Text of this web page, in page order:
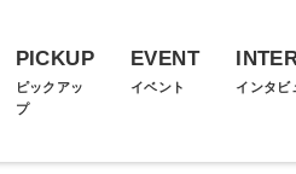
PICKUP
ピックアッ
プ
EVENT
イベント インタビ